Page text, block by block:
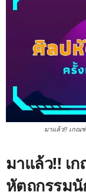
มาแล้ว!! เกณ
มาแล้ว!! เ
หัตถกรรมนั